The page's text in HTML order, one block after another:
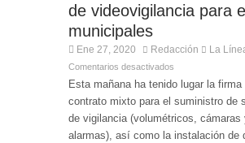
de videovigilancia para
municipales
Ene 27, 2020 Redacción La
Comentarios desactivados
Esta mañana ha tenido lugar la firma
contrato mixto para el suministro de
de vigilancia (volumétricos, cámaras
alarmas), así como la instalación de